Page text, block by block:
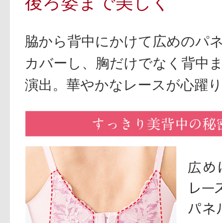
脇から背中にかけて広めのパ
カバーし、胸だけでなく背中
演出。華やかなレースが心躍